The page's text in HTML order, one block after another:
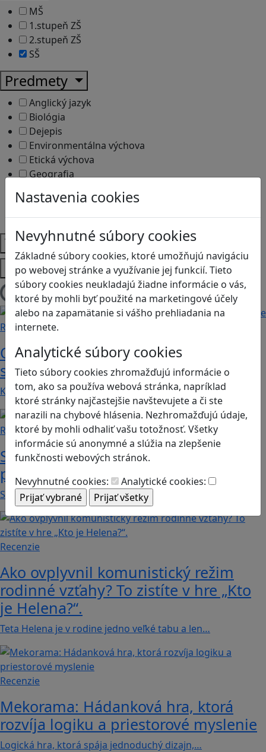
Nastavenia cookies
Nevyhnutné súbory cookies
Základné súbory cookies, ktoré umožňujú navigáciu
po webovej stránke a využívanie jej funkcií. Tieto
súbory cookies neukladajú žiadne informácie o vás,
ktoré by mohli byť použité na marketingové účely
alebo na zapamätanie si vášho prehliadania na
internete.
Analytické súbory cookies
Tieto súbory cookies zhromažďujú informácie o
tom, ako sa používa webová stránka, napríklad
ktoré stránky najčastejšie navštevujete a či ste
narazili na chybové hlásenia. Nezhromažďujú údaje,
ktoré by mohli odhaliť vašu totožnosť. Všetky
informácie sú anonymné a slúžia na zlepšenie
funkčnosti webových stránok.
Nevyhnutné cookies:
Analytické cookies:
MŠ
1.stupeň ZŠ
2.stupeň ZŠ
SŠ
Predmety
Anglický jazyk
Biológia
Dejepis
Environmentálna výchova
Etická výchova
Geografia
Matematika
Občianska náuka
Vlastiveda
Témy
Platformy
Načítam blogy
Recenzie
Otestujete a rozšírte svoje znalosti o
svete s hrou Erudite
Kvíz zahŕňa otázky z mnohých vedných odborov a…
Recenzie
Supermarket Together: vyskúšajte si
prácu v obchode
Supermarket Together je simulačná hra, v ktorej…
Recenzie
Ako ovplyvnil komunistický režim
rodinné vzťahy? To zistíte v hre „Kto
je Helena?“.
Teta Helena je v rodine jedno veľké tabu a len…
Recenzie
Mekorama: Hádanková hra, ktorá
rozvíja logiku a priestorové myslenie
Logická hra, ktorá spája jednoduchý dizajn,…